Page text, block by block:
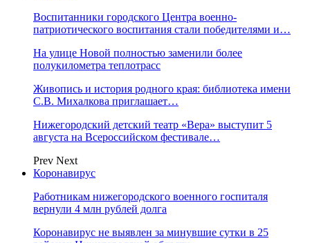
Воспитанники городского Центра военно-
патриотического воспитания стали победителями и…
На улице Новой полностью заменили более
полукилометра теплотрасс
Живопись и история родного края: библиотека имени
С.В. Михалкова приглашает…
Нижегородский детский театр «Вера» выступит 5
августа на Всероссийском фестивале…
Prev Next
Коронавирус
Работникам нижегородского военного госпиталя
вернули 4 млн рублей долга
Коронавирус не выявлен за минувшие сутки в 25